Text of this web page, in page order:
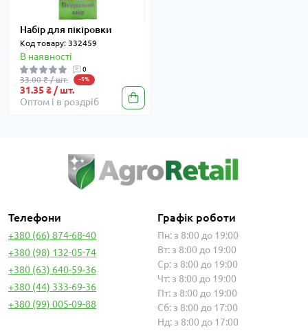
Набір для пікіровки
Код товару: 332459
В наявності
0
33.00 ₴ / шт. -5%
31.35 ₴ / шт.
Оптом і в роздріб
Телефони
+380 (66) 874-68-40
+380 (98) 132-05-74
+380 (63) 640-59-36
+380 (44) 333-69-36
+380 (99) 005-09-88
Графік роботи
Пн: з 8:00 до 19:00
Вт: з 8:00 до 19:00
Ср: з 8:00 до 19:00
Чт: з 8:00 до 19:00
Пт: з 8:00 до 19:00
Сб: з 8:00 до 17:00
Нд: з 8:00 до 17:00